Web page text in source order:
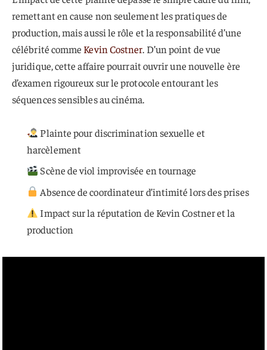
remettant en cause non seulement les pratiques de
production, mais aussi le rôle et la responsabilité d’une
célébrité comme Kevin Costner. D’un point de vue
juridique, cette affaire pourrait ouvrir une nouvelle ère
d’examen rigoureux sur le protocole entourant les
séquences sensibles au cinéma.
Plainte pour discrimination sexuelle et
harcèlement
Scène de viol improvisée en tournage
Absence de coordinateur d’intimité lors des prises
Impact sur la réputation de Kevin Costner et la
production